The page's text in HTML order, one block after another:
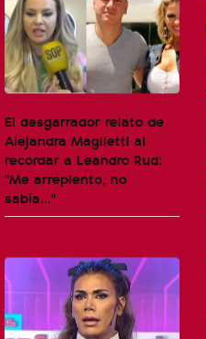
El desgarrador relato de
Alejandra Maglietti al
recordar a Leandro Rud:
"Me arrepiento, no
sabía..."